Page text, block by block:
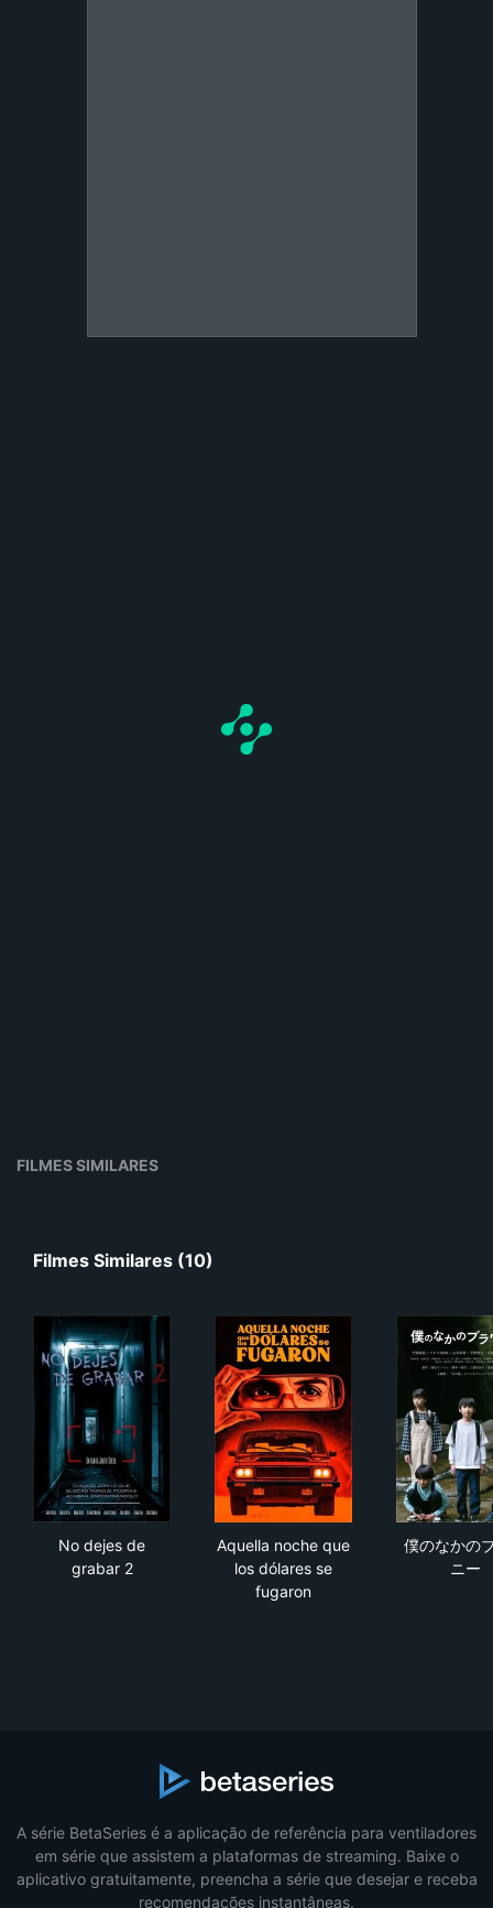
FILMES SIMILARES
Filmes Similares (10)
No dejes de
grabar 2
Aquella noche que
los dólares se
fugaron
僕のなかの
ニー
A série BetaSeries é a aplicação de referência para ventiladores
em série que assistem a plataformas de streaming. Baixe o
aplicativo gratuitamente, preencha a série que desejar e receba
recomendações instantâneas.